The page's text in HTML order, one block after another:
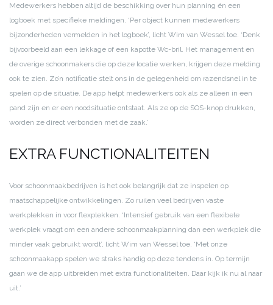
Medewerkers hebben altijd de beschikking over hun planning én een
logboek met specifieke meldingen. ‘Per object kunnen medewerkers
bijzonderheden vermelden in het logboek’, licht Wim van Wessel toe. ‘Denk
bijvoorbeeld aan een lekkage of een kapotte Wc-bril. Het management en
de overige schoonmakers die op deze locatie werken, krijgen deze melding
ook te zien. Zo’n notificatie stelt ons in de gelegenheid om razendsnel in te
spelen op de situatie. De app helpt medewerkers ook als ze alleen in een
pand zijn en er een noodsituatie ontstaat. Als ze op de SOS-knop drukken,
worden ze direct verbonden met de zaak.’
EXTRA FUNCTIONALITEITEN
Voor schoonmaakbedrijven is het ook belangrijk dat ze inspelen op
maatschappelijke ontwikkelingen. Zo ruilen veel bedrijven vaste
werkplekken in voor flexplekken. ‘Intensief gebruik van een flexibele
werkplek vraagt om een andere schoonmaakplanning dan een werkplek die
minder vaak gebruikt wordt’, licht Wim van Wessel toe. ‘Met onze
schoonmaakapp spelen we straks handig op deze tendens in. Op termijn
gaan we de app uitbreiden met extra functionaliteiten. Daar kijk ik nu al naar
uit.’